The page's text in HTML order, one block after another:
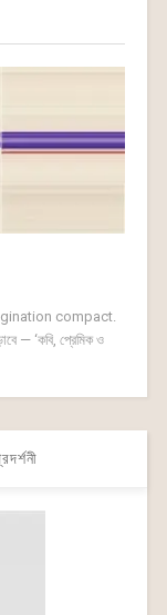
compact.
— ‘কবি, প্রেমিক ও